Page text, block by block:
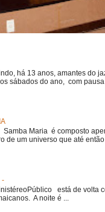
há 13 anos, amantes do
sábados do ano, com pausa
Samba Maria é composto
de um universo que até então
-
está de volta
A noite é ...